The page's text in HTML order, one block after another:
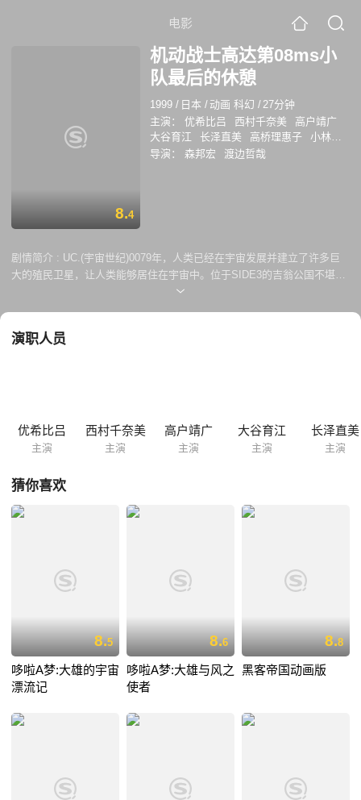
电影
8.4
机动战士高达第08ms小
队最后的休憩
1999 / 日本 / 动画 科幻 /27分钟
主演：
优希比吕 西村千奈美
高户靖广
大谷育江
长泽直美 高桥理惠子
小林さ
やか
田村由香里 稻叶实
导演： 森邦宏 渡边哲哉
剧情简介 : UC.(宇宙世纪)0079年，人类已经在宇宙发展并建立了许多巨
大的殖民卫星，让人类能够居住在宇宙中。位于SIDE3的吉翁公国不堪忍
受地球联邦政府对其剥削和压迫，遂宣布独立并组建对地球联邦宣战。在
并与其宿敌夏亚·阿兹纳布尔相遇。故事即是以阿姆罗为中心，描述他跟着
役，在后来的官方OVA和MSV等各种衍生作品中还有陆续补充的内容，并
且收入官方的一年战争...
演职人员
优希比吕
主演
西村千奈美
主演
高户靖广
主演
大谷育江
主演
长泽直美
主演
猜你喜欢
8.5
哆啦A梦:大雄的宇宙
漂流记
8.6
哆啦A梦:大雄与风之
使者
8.8
黑客帝国动画版